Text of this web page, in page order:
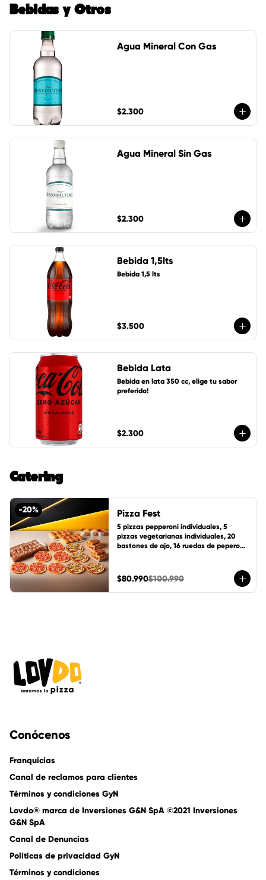
Bebidas y Otros
Agua Mineral Con Gas
$2.300
Agua Mineral Sin Gas
$2.300
Bebida 1,5lts
Bebida 1,5 lts
$3.500
Bebida Lata
Bebida en lata 350 cc, elige tu sabor
preferido!
$2.300
Catering
-20% Pizza Fest
5 pizzas pepperoni individuales, 5
pizzas vegetarianas individuales, 20
bastones de ajo, 16 ruedas de peperoni,
pote mantequilla de ajo.
$80.990$100.990
Conócenos
Franquicias
Canal de reclamos para clientes
Términos y condiciones GyN
Lovdo® marca de Inversiones G&N SpA ©2021 Inversiones
G&N SpA
Canal de Denuncias
Políticas de privacidad GyN
Términos y condiciones